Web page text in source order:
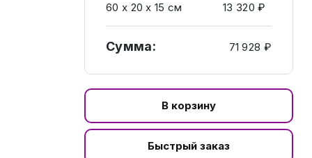
60 х 20 х 15 см
13 320 ₽
Сумма: 71 928 ₽
В корзину
Быстрый заказ